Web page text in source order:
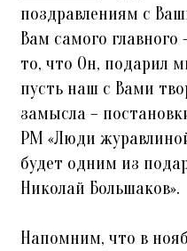
поздравлениям с
Вам самого главного
то, что Он, подарил
пусть наш с Вами
замысла –
РМ «Люди
будет одним из
Николай Большаков».
Напомним, что в